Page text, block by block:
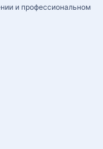
и профессиональном